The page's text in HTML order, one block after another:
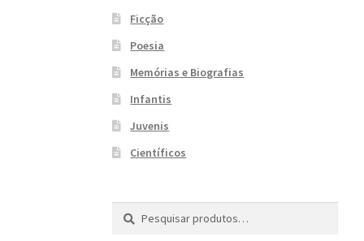
Ficção
Poesia
Memórias e Biografias
Infantis
Juvenis
Científicos
Pesquisar